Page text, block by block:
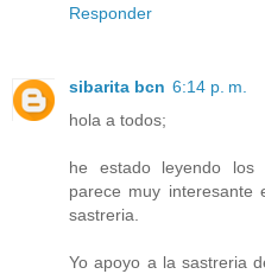
Responder
sibarita bcn 6:14 p. m.
hola a todos;
he estado leyendo los
parece muy
sastreria.
Yo apoyo a la sastreria